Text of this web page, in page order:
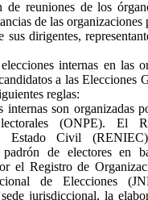
de reuniones de los
de las organizaciones
dirigentes,
internas en las
a las Elecciones
reglas:
internas son organizadas
(ONPE). El
Estado Civil
padrón de electores en
el Registro de
de Elecciones
jurisdiccional, la